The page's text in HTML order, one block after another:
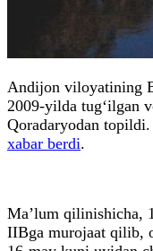
Andijon viloyatining
2009-yilda tug‘ilgan
Qoradaryodan
xabar berdi.
Ma’lum qilinishicha,
IIBga murojaat qilib,